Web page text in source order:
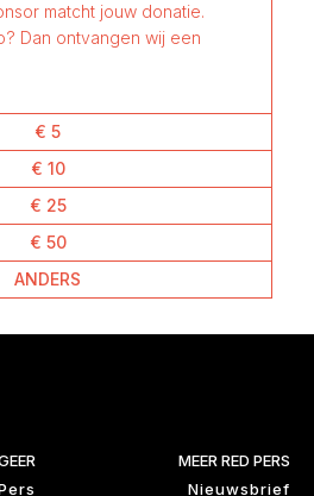
matcht jouw donatie.
Dan ontvangen wij een
€ 5
€ 10
€ 25
€ 50
ANDERS
MEER RED PERS
Nieuwsbrief